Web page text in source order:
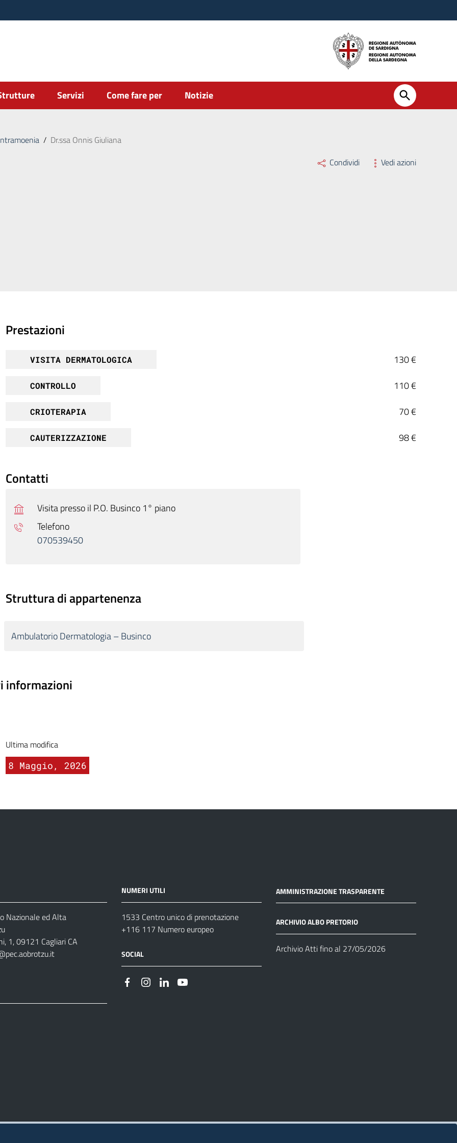
Servizi Come fare per Notizie
/ Dr.ssa Onnis Giuliana
Condividi Vedi azioni
Prestazioni
VISITA DERMATOLOGICA 130 €
CONTROLLO 110 €
CRIOTERAPIA 70 €
CAUTERIZZAZIONE 98 €
Contatti
Visita presso il P.O. Businco 1° piano
Telefono
070539450
Struttura di appartenenza
Ambulatorio Dermatologia – Businco
informazioni
Ultima modifica
8 Maggio, 2026
Nazionale ed Alta
1, 09121 Cagliari CA
NUMERI UTILI
1533 Centro unico di prenotazione
+116 117 Numero europeo
SOCIAL
AMMINISTRAZIONE TRASPARENTE
ARCHIVIO ALBO PRETORIO
Archivio Atti fino al 27/05/2026